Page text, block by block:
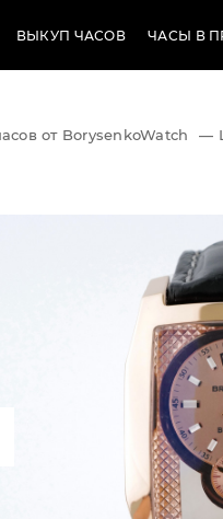
ВЫКУП ЧАСОВ ЧАСЫ В
от BorysenkoWatch —